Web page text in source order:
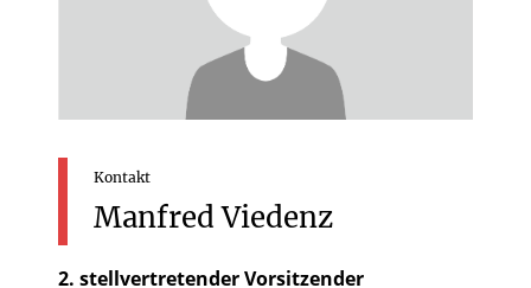
Kontakt
Manfred Viedenz
2. stellvertretender Vorsitzender